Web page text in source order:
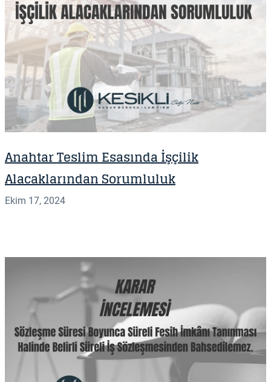
Anahtar Teslim Esasında İşçilik
Alacaklarından Sorumluluk
Ekim 17, 2024